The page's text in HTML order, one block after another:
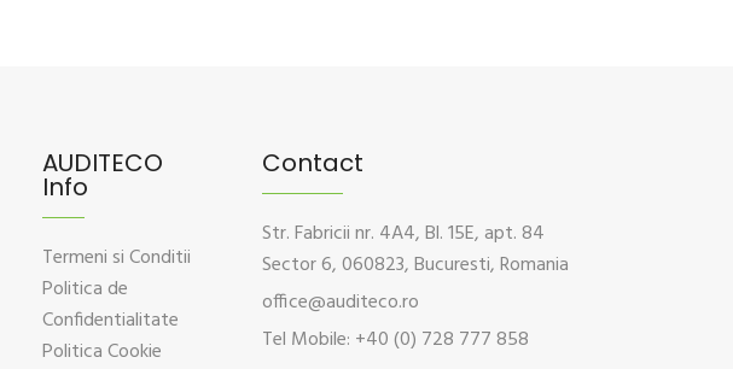
AUDITECO
Info
Termeni si Conditii
Politica de
Confidentialitate
Politica Cookie
Contact
Str. Fabricii nr. 4A4, Bl. 15E, apt. 84
Sector 6, 060823, Bucuresti, Romania
office@auditeco.ro
Tel Mobile: +40 (0) 728 777 858